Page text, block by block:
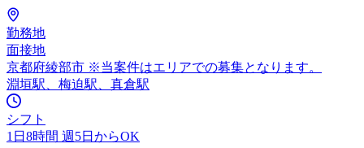
勤務地
面接地
京都府綾部市 ※当案件はエリアでの募集となります。
淵垣駅、梅迫駅、真倉駅
シフト
1日8時間 週5日からOK